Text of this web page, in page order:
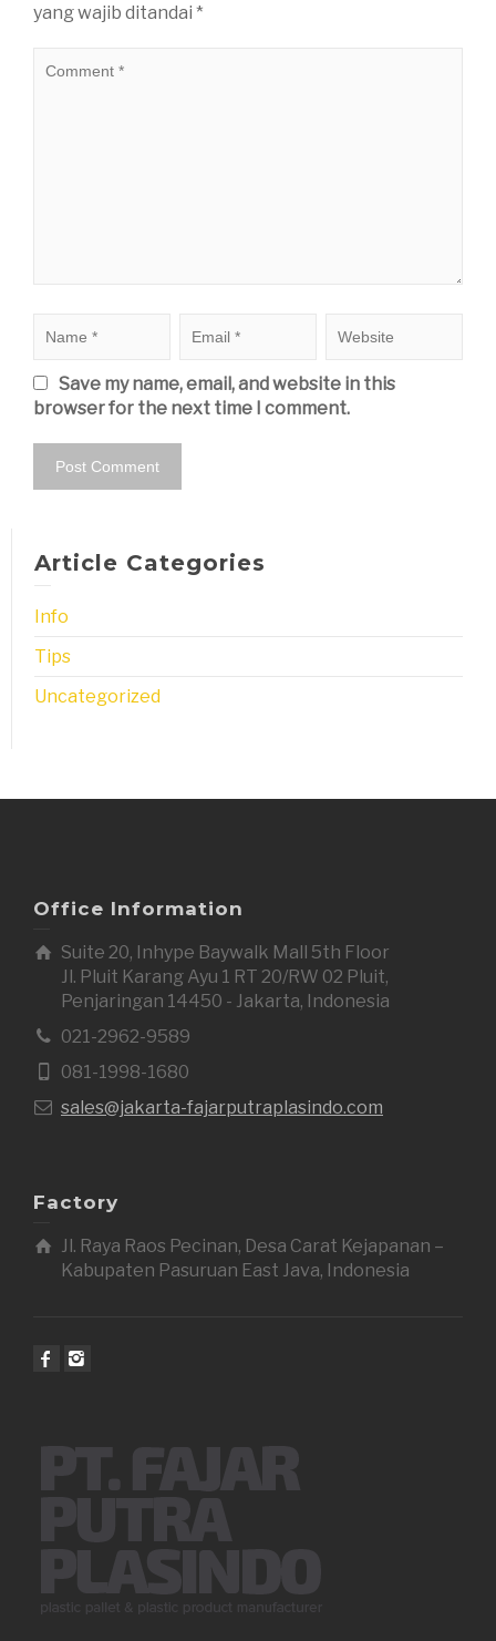
yang wajib ditandai *
Save my name, email, and website in this
browser for the next time I comment.
Article Categories
Info
Tips
Uncategorized
Office Information
Suite 20, Inhype Baywalk Mall 5th Floor
Jl. Pluit Karang Ayu 1 RT 20/RW 02 Pluit,
Penjaringan 14450 - Jakarta, Indonesia
021-2962-9589
081-1998-1680
sales@jakarta-fajarputraplasindo.com
Factory
Jl. Raya Raos Pecinan, Desa Carat Kejapanan –
Kabupaten Pasuruan East Java, Indonesia